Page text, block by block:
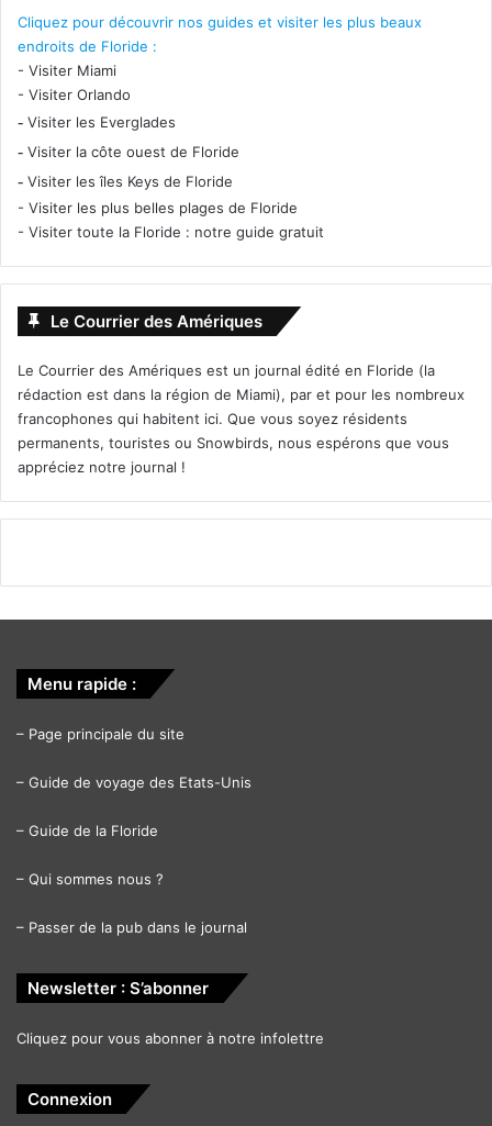
Cliquez pour découvrir nos guides et visiter les plus beaux
endroits de Floride :
- Visiter Miami
- Visiter Orlando
- Visiter les Everglades
- Visiter la côte ouest de Floride
- Visiter les îles Keys de Floride
- Visiter les plus belles plages de Floride
- Visiter toute la Floride : notre guide gratuit
Le Courrier des Amériques
Le Courrier des Amériques est un journal édité en Floride (la
rédaction est dans la région de Miami), par et pour les nombreux
francophones qui habitent ici. Que vous soyez résidents
permanents, touristes ou Snowbirds, nous espérons que vous
appréciez notre journal !
Menu rapide :
– Page principale du site
– Guide de voyage des Etats-Unis
– Guide de la Floride
– Qui sommes nous ?
– Passer de la pub dans le journal
Newsletter : S’abonner
Cliquez pour vous abonner à notre infolettre
Connexion